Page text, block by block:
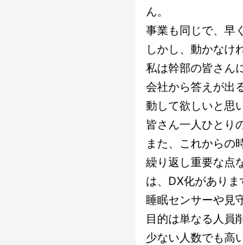
ん。
事業も同じで、早
しかし、動かなけ
私は幹部の皆さん
会社から答えが出
動して欲しいと思
皆さん一人ひとり
また、これからの
繰り返し重要な点
は、DX化がありま
睡眠センサーや見
目的は単なる人員
少ない人数でも高